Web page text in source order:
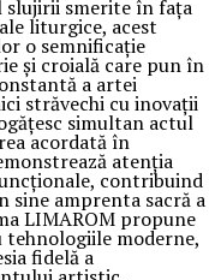
slujirii smerite în fața
liturgice, acest
o semnificație
și croială care pun în
a artei
străvechi cu inovații
simultan actul
acordată în
atenția
contribuind
sine amprenta sacră a
LIMAROM propune
tehnologiile moderne,
fidelă a